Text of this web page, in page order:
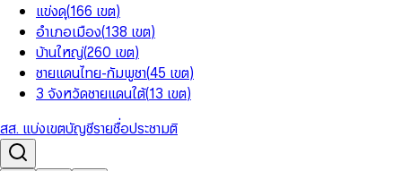
แข่งดุ(166 เขต)
อำเภอเมือง(138 เขต)
บ้านใหญ่(260 เขต)
ชายแดนไทย-กัมพูชา(45 เขต)
3 จังหวัดชายแดนใต้(13 เขต)
สส. แบ่งเขตบัญชีรายชื่อประชามติ